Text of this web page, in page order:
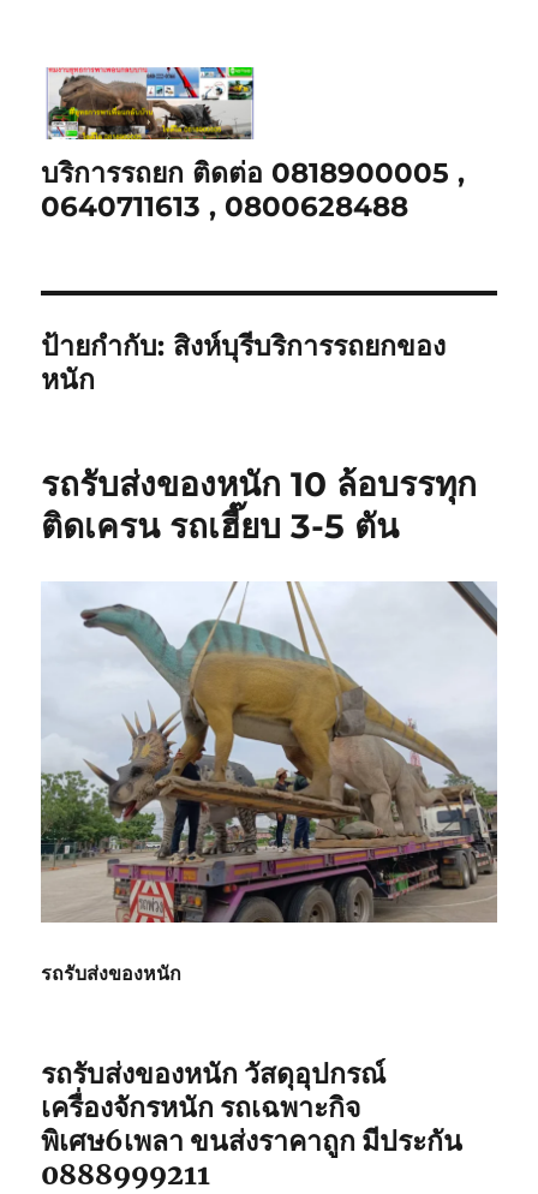
บริการรถยก ติดต่อ 0818900005 ,
0640711613 , 0800628488
ป้ายกำกับ: สิงห์บุรีบริการรถยกของ
หนัก
รถรับส่งของหนัก 10 ล้อบรรทุก
ติดเครน รถเฮี๊ยบ 3-5 ตัน
รถรับส่งของหนัก
รถรับส่งของหนัก วัสดุอุปกรณ์
เครื่องจักรหนัก รถเฉพาะกิจ
พิเศษ6เพลา ขนส่งราคาถูก มีประกัน
0888999211